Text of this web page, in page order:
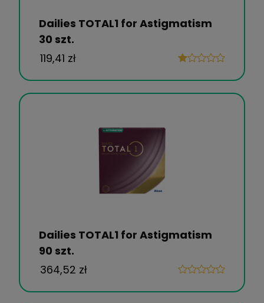
Dailies TOTAL1 for Astigmatism
30 szt.
119,41 zł
Dailies TOTAL1 for Astigmatism
90 szt.
364,52 zł